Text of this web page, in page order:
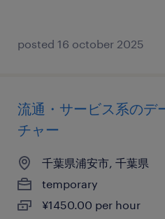
posted 16 october 2025
流通・サービス系のデ
チャー
千葉県浦安市, 千葉県
temporary
¥1450.00 per hour